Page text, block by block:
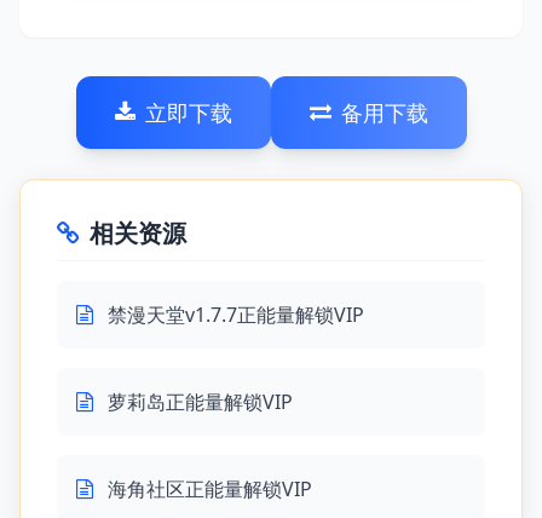
立即下载 备用下载
相关资源
禁漫天堂v1.7.7正能量解锁VIP
萝莉岛正能量解锁VIP
海角社区正能量解锁VIP